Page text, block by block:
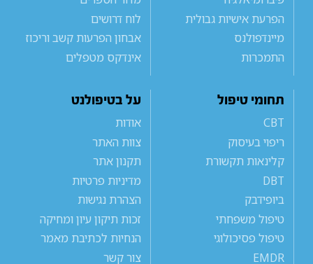
הפרעת אישיות גבולית
מיינדפולנס
התמכרות
לוח דרושים
אבחון הפרעות קשב וריכוז
אינדקס מטפלים
תחומי טיפול
CBT
ריפוי בעיסוק
קלינאות תקשורת
DBT
ביופידבק
טיפול משפחתי
טיפול פסיכולוגי
EMDR
על בטיפולנט
אודות
צוות האתר
תקנון אתר
מדיניות פרטיות
הצהרת נגישות
זכות תיקון עיון ומחיקה
הנחיות לכתיבת מאמר
צור קשר